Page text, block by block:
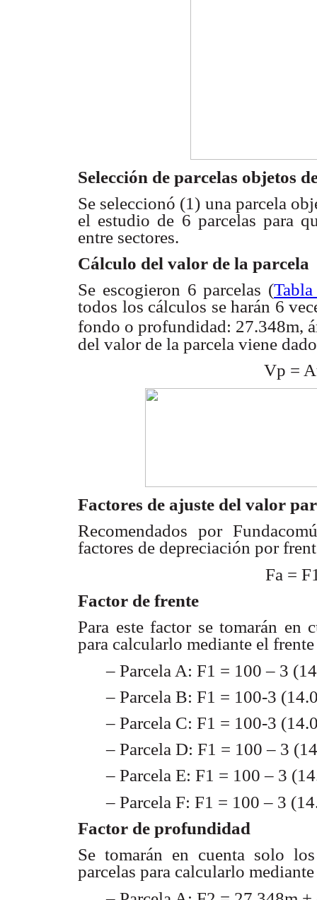
Selección de parcelas objetos
Se seleccionó (1) una parcela
el estudio de 6 parcelas para
entre sectores.
Cálculo del valor de la parcela
Se escogieron 6 parcelas (
todos los cálculos se harán 6
fondo o profundidad: 27.348m,
del valor de la parcela viene
Vp =
Factores de ajuste del valor
Recomendados por
factores de depreciación por
Fa =
Factor de frente
Para este factor se tomarán en
para calcularlo mediante el
– Parcela A: F1 = 100 – 3
– Parcela B: F1 = 100-3
– Parcela C: F1 = 100-3
– Parcela D: F1 = 100 – 3
– Parcela E: F1 = 100 – 3
– Parcela F: F1 = 100 – 3
Factor de profundidad
Se tomarán en cuenta solo
parcelas para calcularlo